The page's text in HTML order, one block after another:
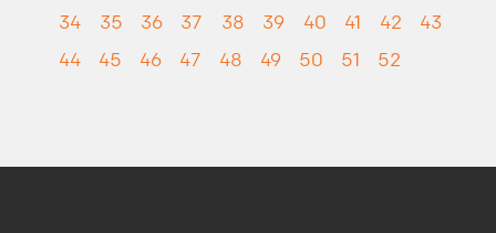
34
35 36 37 38 39 40 41 42
43
44
45 46 47 48 49 50 51 52